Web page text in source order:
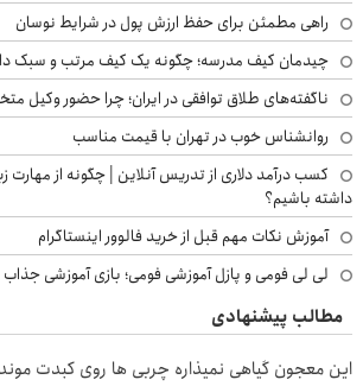
راهی مطمئن برای حفظ ارزش پول در شرایط نوسان
چیدمان کیف مدرسه؛ چگونه یک کیف مرتب و سبک
ناگفته‌های طلاق توافقی در ایران؛ چرا حضور
روانشناس خوب در تهران با قیمت مناسب
کسب درآمد دلاری از تدریس آنلاین | چگونه از مهارت
داشته باشیم؟
آموزش نکات مهم قبل از خرید فالوور اینستاگرام
لی لی فومی و پازل آموزشی فومی؛ بازی آموزشی
مطالب پیشنهادی
این معجون گیاهی نمیذاره چربی ها روی کبدت موندگار